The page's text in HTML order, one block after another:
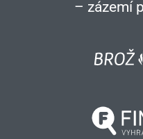
– zázemí